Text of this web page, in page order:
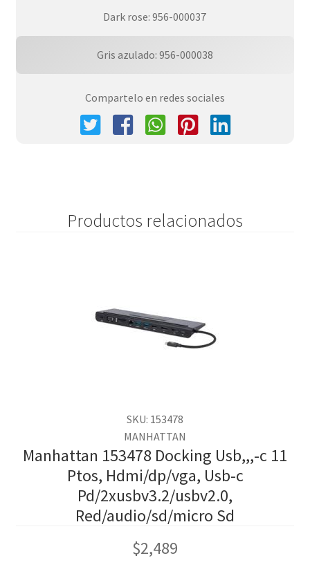
Dark rose: 956-000037
Gris azulado: 956-000038
Compartelo en redes sociales
Productos relacionados
SKU: 153478
MANHATTAN
Manhattan 153478 Docking Usb,,,-c 11
Ptos, Hdmi/dp/vga, Usb-c
Pd/2xusbv3.2/usbv2.0,
Red/audio/sd/micro Sd
$2,489